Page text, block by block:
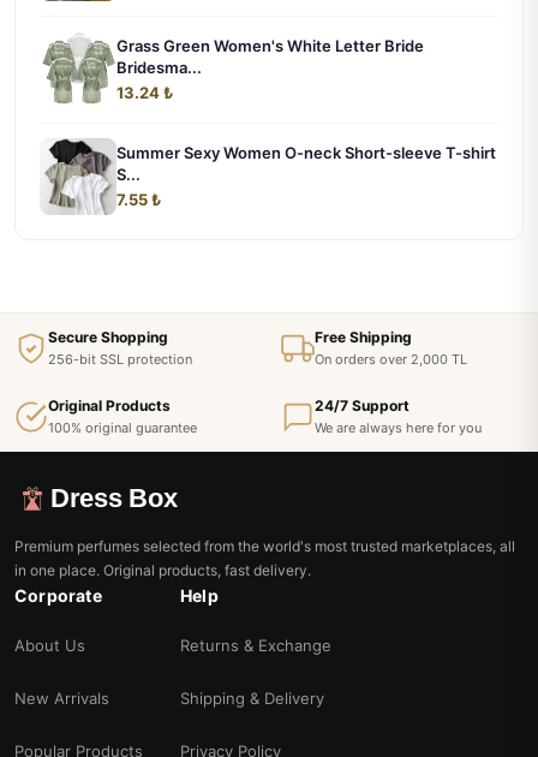
Grass Green Women's White Letter Bride
Bridesma...
13.24 ₺
Summer Sexy Women O-neck Short-sleeve T-shirt
S...
7.55 ₺
Secure Shopping
256-bit SSL protection
Free Shipping
On orders over 2,000 TL
Original Products
100% original guarantee
24/7 Support
We are always here for you
Dress Box
Premium perfumes selected from the world's most trusted marketplaces, all
in one place. Original products, fast delivery.
Corporate
About Us
New Arrivals
Popular Products
Help
Returns & Exchange
Shipping & Delivery
Privacy Policy